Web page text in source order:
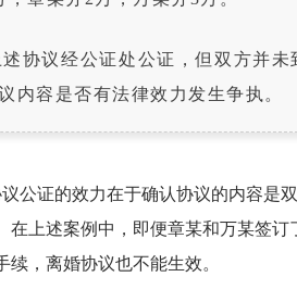
协议经公证处公证，但双方并未
内容是否有法律效力发生争执。
公证的效力在于确认协议的内容是
在上述案例中，即便章某和万某签
续，离婚协议也不能生效。